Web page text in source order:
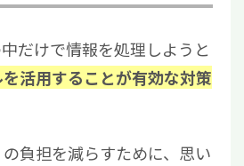
だけで情報を処理しようと
活用することが有効な対策
負担を減らすために、思い